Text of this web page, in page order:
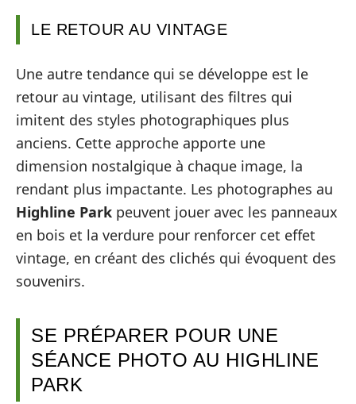
LE RETOUR AU VINTAGE
Une autre tendance qui se développe est le
retour au vintage, utilisant des filtres qui
imitent des styles photographiques plus
anciens. Cette approche apporte une
dimension nostalgique à chaque image, la
rendant plus impactante. Les photographes au
Highline Park peuvent jouer avec les panneaux
en bois et la verdure pour renforcer cet effet
vintage, en créant des clichés qui évoquent des
souvenirs.
SE PRÉPARER POUR UNE
SÉANCE PHOTO AU HIGHLINE
PARK